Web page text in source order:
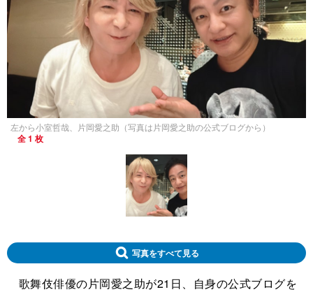
左から小室哲哉、片岡愛之助（写真は片岡愛之助の公式ブログから）
全 1 枚
写真をすべて見る
歌舞伎俳優の片岡愛之助が21日、自身の公式ブログを